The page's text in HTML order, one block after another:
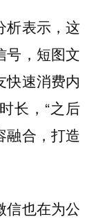
析表示，这
号，短图文
快速消费内
长，“之后
融合，打造
信也在为公